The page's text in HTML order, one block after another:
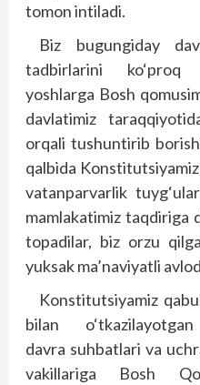
tomon intiladi.
Biz bugungiday
tadbirlarini ko‘proq
yoshlarga Bosh
davlatimiz
orqali tushuntirib
qalbida
vatanparvarlik
mamlakatimiz taqdiriga
topadilar, biz orzu
yuksak ma’naviyatli
Konstitutsiyamiz
bilan o‘tkazilayotgan
davra suhbatlari va
vakillariga Bosh